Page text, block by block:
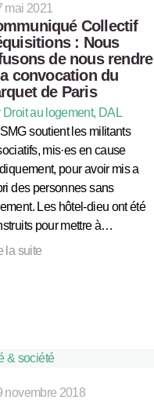
mai 2021
Collectif
: Nous
de nous rendre
convocation du
de Paris
Droit au logement, DAL
soutient les militants
mis·es en cause
pour avoir mis a
des personnes sans
Les hôtel-dieu ont été
pour mettre à…
la suite
novembre 2018